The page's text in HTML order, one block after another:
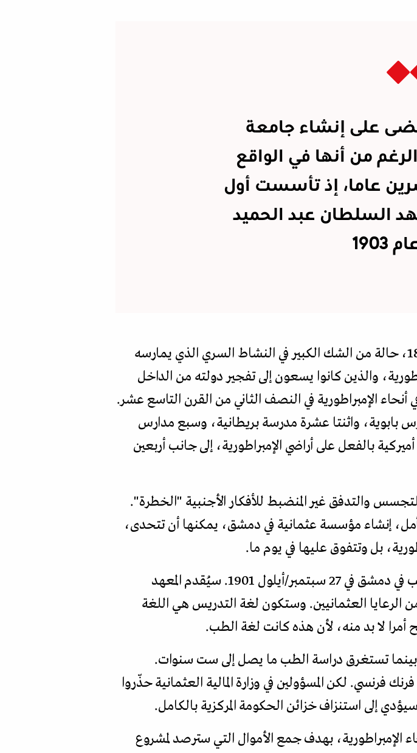
على إنشاء جامعة
على الرغم من أنها في الواقع
عاما، إذ تأسست أول
السلطان عبد الحميد
كانت تنتاب السلطان، الذي تسلم مقاليد الحكم عام 1876، حالة من الشك الكبير في النشاط السري الذي يمارسه
والذين كانوا يسعون إلى تفجير دولته من الداخل
الإمبراطورية في النصف الثاني من القرن التاسع عشر.
بابوية، واثنتا عشرة مدرسة بريطانية، وسبع مدارس
بالفعل على أراضي الإمبراطورية، إلى جانب أربعين
والتدفق غير المنضبط للأفكار الأجنبية "الخطرة".
إنشاء مؤسسة عثمانية في دمشق، يمكنها أن تتحدى،
بل وتتفوق عليها في يوم ما.
أصدر السلطان عبد الحميد قرارا أنشأ بموجبه معهدا للطب في دمشق في 27 سبتمبر/أيلول 1901. سيُقدم المعهد
الرعايا العثمانيين. وستكون لغة التدريس هي اللغة
أمرا لا بد منه، لأن هذه كانت لغة الطب.
بينما تستغرق دراسة الطب ما يصل إلى ست سنوات.
المعهد بـ1000 جنيه، أي ما يعادل 230 ألف فرنك فرنسي. لكن المسؤولين في وزارة المالية العثمانية حذّروا
إلى استنزاف خزائن الحكومة المركزية بالكامل.
بهدف جمع الأموال التي سترصد لمشروع